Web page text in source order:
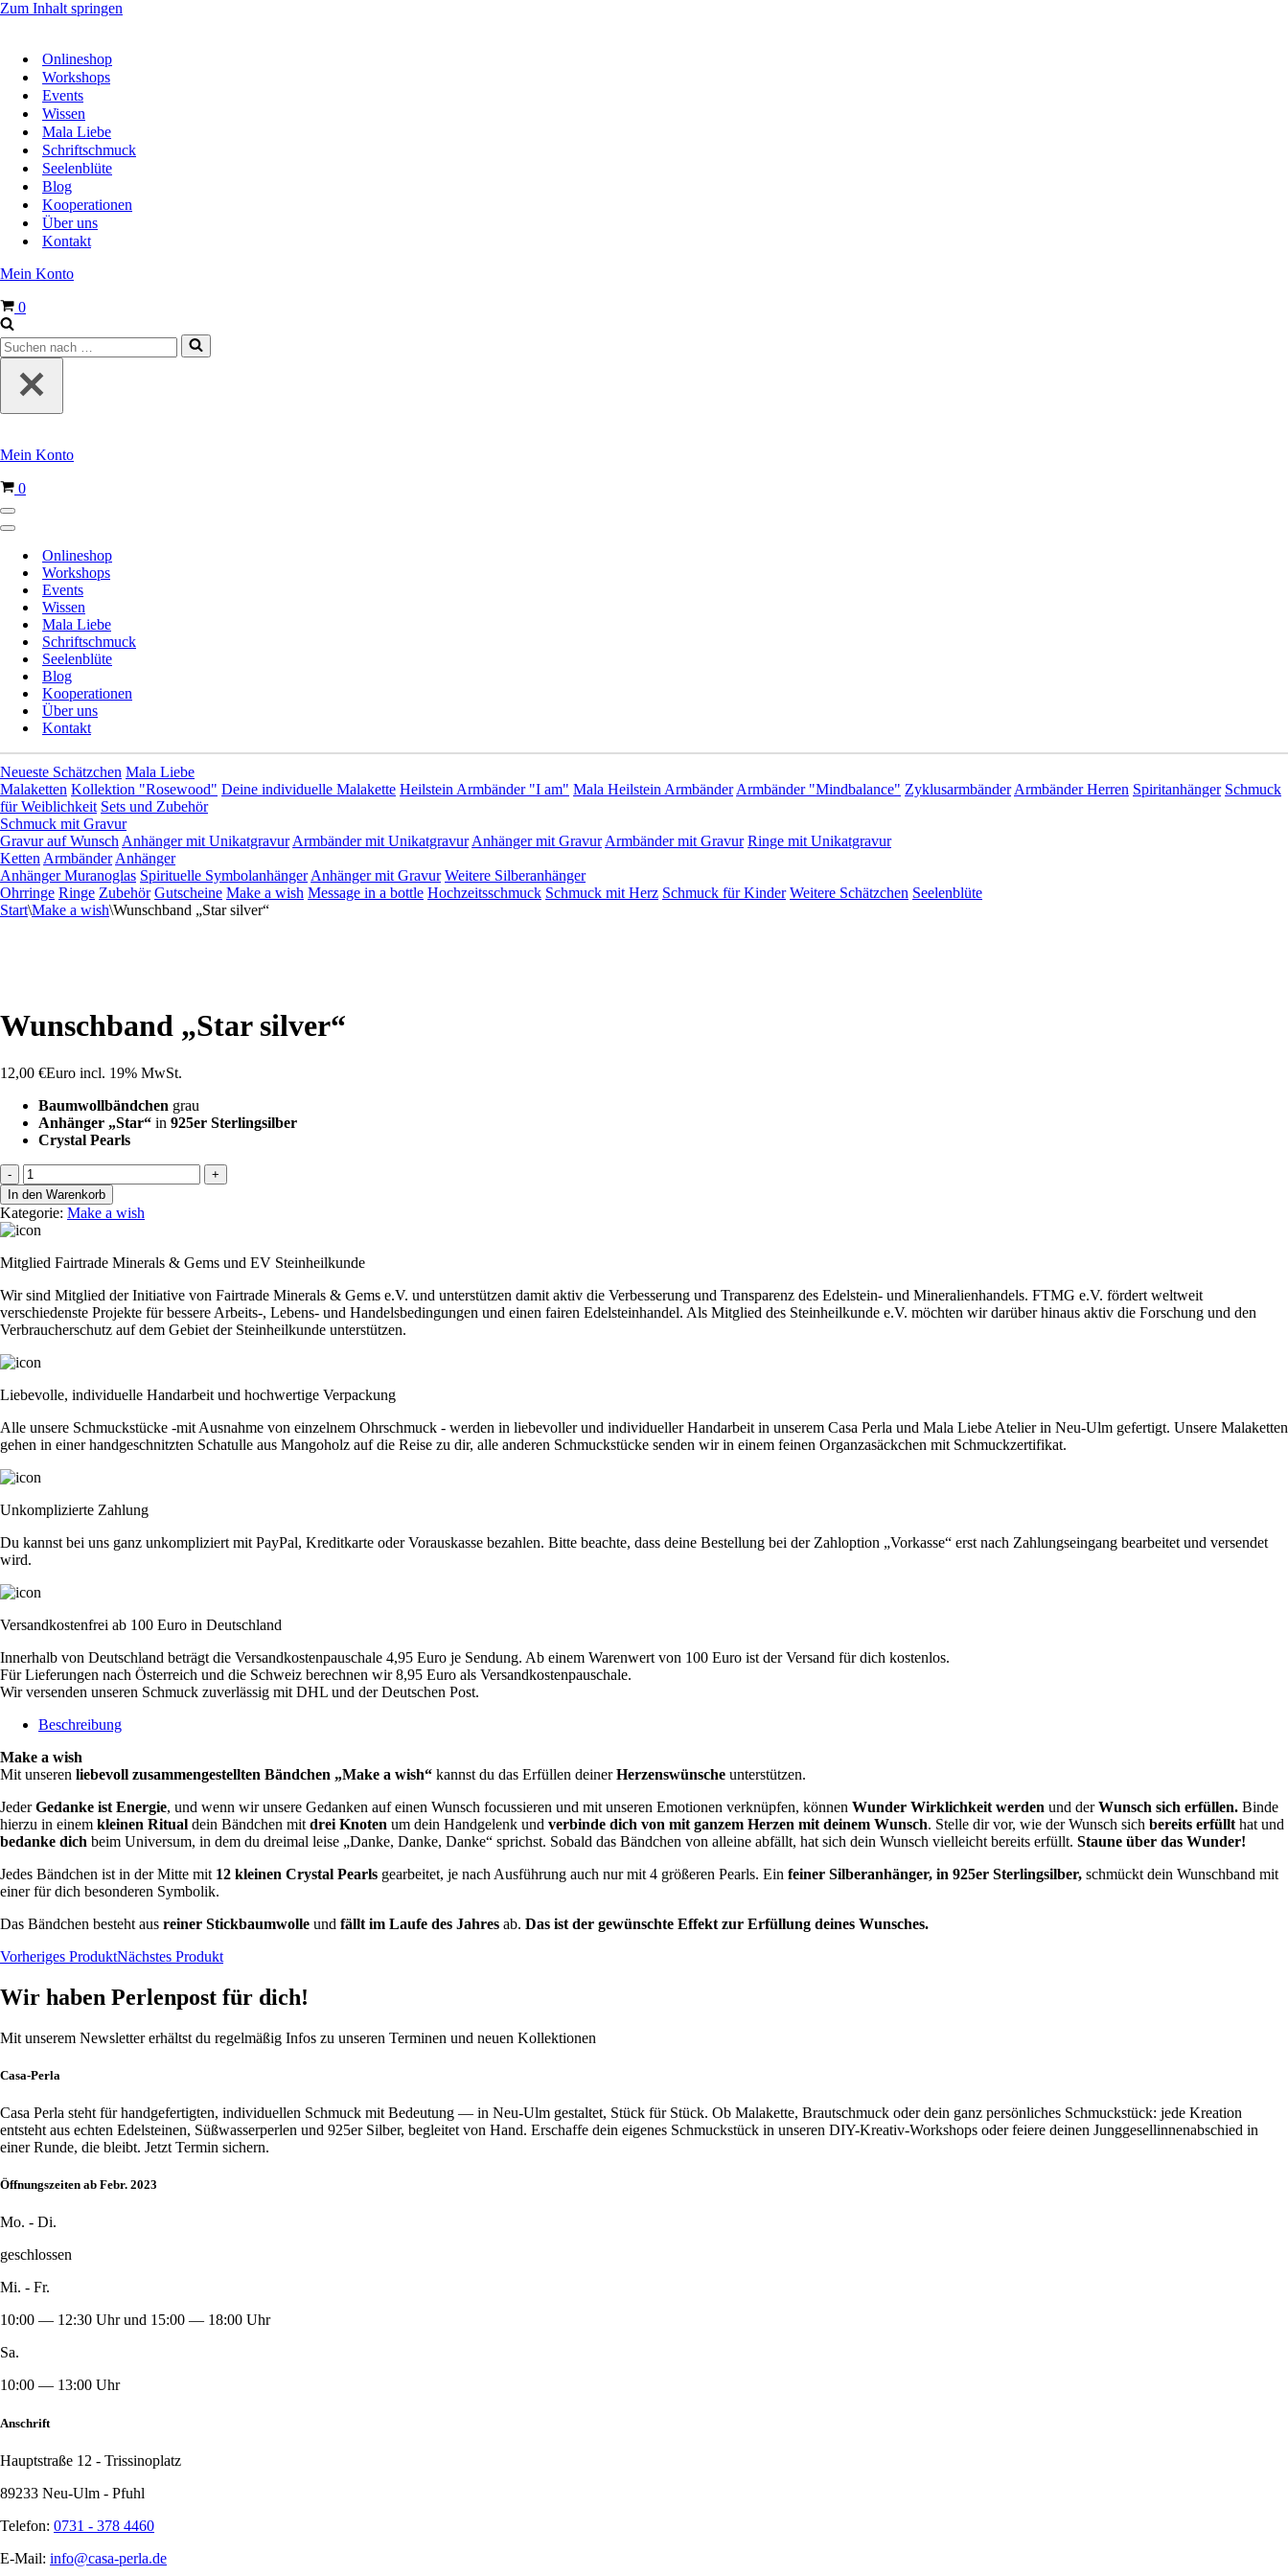
Zum Inhalt springen
Onlineshop
Workshops
Events
Wissen
Mala Liebe
Schriftschmuck
Seelenblüte
Blog
Kooperationen
Über uns
Kontakt
Mein Konto
Warenkorb
0
Suchen
nach …
Mein Konto
Warenkorb
0
Navigationsmenü
Navigationsmenü
Onlineshop
Workshops
Events
Wissen
Mala Liebe
Schriftschmuck
Seelenblüte
Blog
Kooperationen
Über uns
Kontakt
Neueste Schätzchen Mala Liebe
Malaketten Kollektion "Rosewood" Deine individuelle Malakette Heilstein Armbänder "I am" Mala Heilstein Armbänder Armbänder "Mindbalance" Zyklusarmbänder Armbänder Herren Spiritanhänger Schmuck
für Weiblichkeit Sets und Zubehör
Schmuck mit Gravur
Gravur auf Wunsch Anhänger mit Unikatgravur Armbänder mit Unikatgravur Anhänger mit Gravur Armbänder mit Gravur Ringe mit Unikatgravur
Ketten Armbänder Anhänger
Anhänger Muranoglas Spirituelle Symbolanhänger Anhänger mit Gravur Weitere Silberanhänger
Ohrringe Ringe Zubehör Gutscheine Make a wish Message in a bottle Hochzeitsschmuck Schmuck mit Herz Schmuck für Kinder Weitere Schätzchen Seelenblüte
Start\Make a wish\Wunschband „Star silver“
Wunschband „Star silver“
12,00 €Euro incl. 19% MwSt.
Baumwollbändchen grau
Anhänger „Star“ in 925er Sterlingsilber
Crystal Pearls
-
Wunschband
"Star
silver"
Menge
+
In den Warenkorb
Kategorie: Make a wish
Mitglied Fairtrade Minerals & Gems und EV Steinheilkunde
Wir sind Mitglied der Initiative von Fairtrade Minerals & Gems e.V. und unterstützen damit aktiv die Verbesserung und Transparenz des Edelstein- und Mineralienhandels. FTMG e.V. fördert weltweit
verschiedenste Projekte für bessere Arbeits-, Lebens- und Handelsbedingungen und einen fairen Edelsteinhandel. Als Mitglied des Steinheilkunde e.V. möchten wir darüber hinaus aktiv die Forschung und den
Verbraucherschutz auf dem Gebiet der Steinheilkunde unterstützen.
Liebevolle, individuelle Handarbeit und hochwertige Verpackung
Alle unsere Schmuckstücke -mit Ausnahme von einzelnem Ohrschmuck - werden in liebevoller und individueller Handarbeit in unserem Casa Perla und Mala Liebe Atelier in Neu-Ulm gefertigt. Unsere Malaketten
gehen in einer handgeschnitzten Schatulle aus Mangoholz auf die Reise zu dir, alle anderen Schmuckstücke senden wir in einem feinen Organzasäckchen mit Schmuckzertifikat.
Unkomplizierte Zahlung
Du kannst bei uns ganz unkompliziert mit PayPal, Kreditkarte oder Vorauskasse bezahlen. Bitte beachte, dass deine Bestellung bei der Zahloption „Vorkasse“ erst nach Zahlungseingang bearbeitet und versendet
wird.
Versandkostenfrei ab 100 Euro in Deutschland
Innerhalb von Deutschland beträgt die Versandkostenpauschale 4,95 Euro je Sendung. Ab einem Warenwert von 100 Euro ist der Versand für dich kostenlos.
Für Lieferungen nach Österreich und die Schweiz berechnen wir 8,95 Euro als Versandkostenpauschale.
Wir versenden unseren Schmuck zuverlässig mit DHL und der Deutschen Post.
Beschreibung
Make a wish
Mit unseren liebevoll zusammengestellten Bändchen „Make a wish“ kannst du das Erfüllen deinerHerzenswünsche unterstützen.
JederGedanke ist Energie, und wenn wir unsere Gedanken auf einen Wunsch focussieren und mit unseren Emotionen verknüpfen, können Wunder Wirklichkeit werden und derWunsch sich erfüllen. Binde
hierzu in einem kleinen Ritual dein Bändchen mit drei Knoten um dein Handgelenk und verbinde dich von mit ganzem Herzen mit deinem Wunsch. Stelle dir vor, wie der Wunsch sich bereits erfüllt hat und
bedanke dich beim Universum, in dem du dreimal leise „Danke, Danke, Danke“ sprichst. Sobald das Bändchen von alleine abfällt, hat sich dein Wunsch vielleicht bereits erfüllt. Staune über das Wunder!
Jedes Bändchen ist in der Mitte mit 12 kleinen Crystal Pearls gearbeitet, je nach Ausführung auch nur mit 4 größeren Pearls. Ein feiner Silberanhänger, in 925er Sterlingsilber, schmückt dein Wunschband mit
einer für dich besonderen Symbolik.
Das Bändchen besteht aus reiner Stickbaumwolle und fällt im Laufe des Jahres ab. Das ist der gewünschte Effekt zur Erfüllung deines Wunsches.
Vorheriges ProduktNächstes Produkt
Wir haben Perlenpost für dich!
Mit unserem Newsletter erhältst du regelmäßig Infos zu unseren Terminen und neuen Kollektionen
Casa-Perla
Casa Perla steht für handgefertigten, individuellen Schmuck mit Bedeutung — in Neu-Ulm gestaltet, Stück für Stück. Ob Malakette, Brautschmuck oder dein ganz persönliches Schmuckstück: jede Kreation
entsteht aus echten Edelsteinen, Süßwasserperlen und 925er Silber, begleitet von Hand. Erschaffe dein eigenes Schmuckstück in unseren DIY-Kreativ-Workshops oder feiere deinen Junggesellinnenabschied in
einer Runde, die bleibt. Jetzt Termin sichern.
Öffnungszeiten ab Febr. 2023
Mo. - Di.
geschlossen
Mi. - Fr.
10:00 — 12:30 Uhr und 15:00 — 18:00 Uhr
Sa.
10:00 — 13:00 Uhr
Anschrift
Hauptstraße 12 - Trissinoplatz
89233 Neu-Ulm - Pfuhl
Telefon: 0731 - 378 4460
E-Mail: info@casa-perla.de